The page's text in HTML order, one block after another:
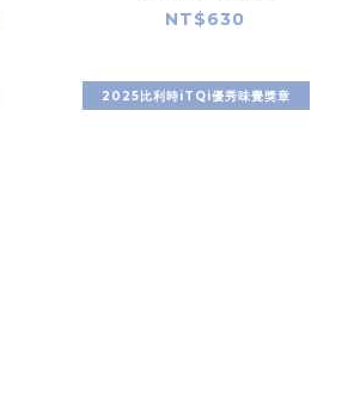
NT$630
2025比利時iTQi優秀味覺獎章